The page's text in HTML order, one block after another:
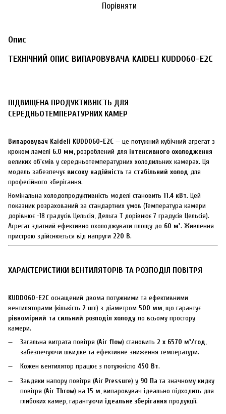
Порівняти
Опис
ТЕХНІЧНИЙ ОПИС ВИПАРОВУВАЧА KAIDELI KUDD060-E2C
ПІДВИЩЕНА ПРОДУКТИВНІСТЬ ДЛЯ
СЕРЕДНЬОТЕМПЕРАТУРНИХ КАМЕР
Випаровувач Kaideli KUDD060-E2C — це потужний кубічний агрегат з
кроком ламелі 6.0 мм, розроблений для інтенсивного охолодження
великих об'ємів у середньотемпературних холодильних камерах. Ця
модель забезпечує високу надійність та стабільний холод для
професійного зберігання.
Номінальна холодопродуктивність моделі становить 11.4 кВт. Цей
показник розрахований за стандартних умов (Температура камери
дорівнює -18 градусів Цельсія, Дельта T дорівнює 7 градусів Цельсія).
Агрегат здатний ефективно охолоджувати площу до 60 м². Живлення
пристрою здійснюється від напруги 220 В.
ХАРАКТЕРИСТИКИ ВЕНТИЛЯТОРІВ ТА РОЗПОДІЛ ПОВІТРЯ
KUDD060-E2C оснащений двома потужними та ефективними
вентиляторами (кількість 2 шт) з діаметром 500 мм, що гарантує
рівномірний та сильний розподіл холоду по всьому простору
камери.
Загальна витрата повітря (Air flow) становить 2 x 6570 м³/год,
забезпечуючи швидке та ефективне зниження температури.
Кожен вентилятор працює з потужністю 450 Вт.
Завдяки напору повітря (Air Pressure) у 90 Па та значному кидку
повітря (Air Throw) на 15 м, випаровувач ідеально підходить для
глибоких камер, гарантуючи ідеальне зберігання продукції.